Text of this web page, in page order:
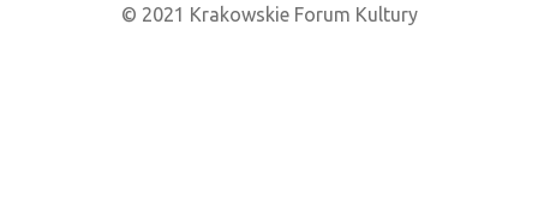
© 2021 Krakowskie Forum Kultury